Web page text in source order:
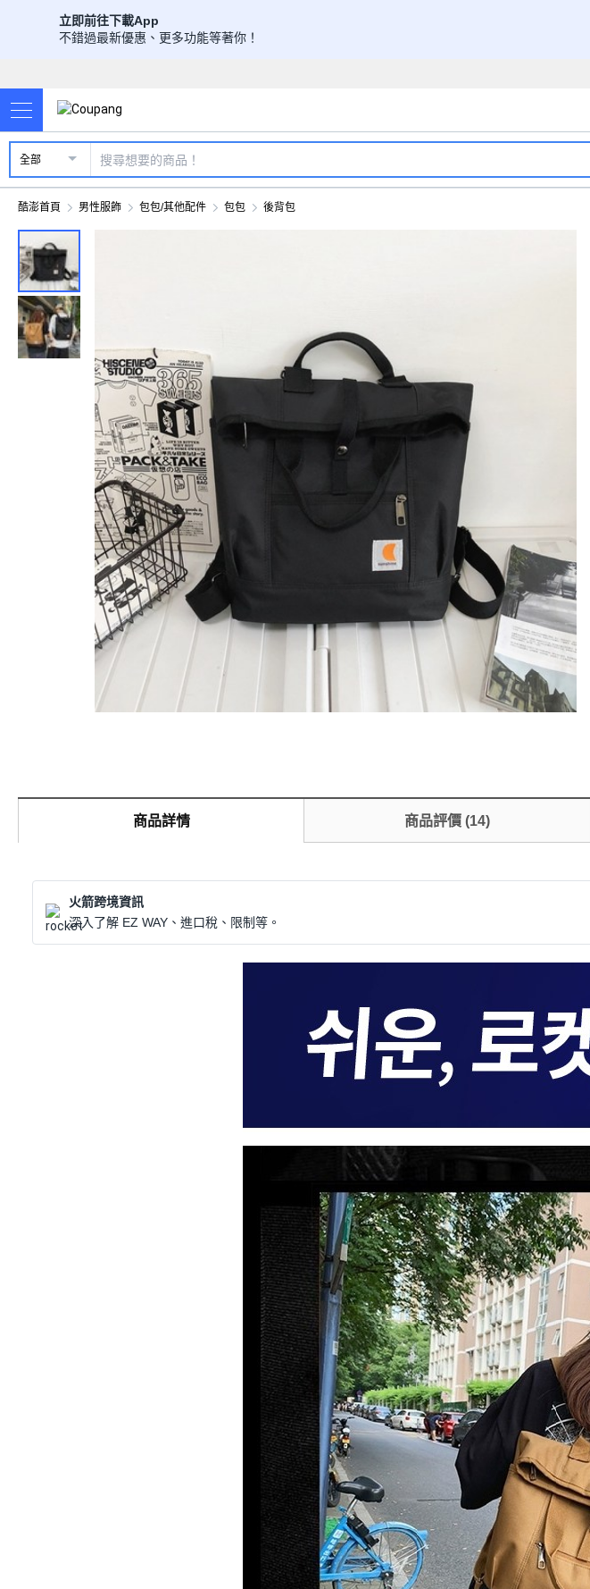
立即前往下載App
不錯過最新優惠、更多功能等著你！
全部
酷澎首頁 男性服飾 包包/其他配件 包包 後背包
商品詳情 商品評價 (14)
火箭跨境資訊
深入了解 EZ WAY、進口稅、限制等。